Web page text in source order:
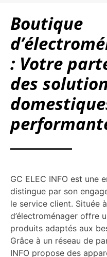
Boutique
: Votre
des
GC ELEC INFO est une
distingue par son
le service client. Située
d’électroménager offre
produits adaptés aux
Grâce à un réseau de
INFO propose des